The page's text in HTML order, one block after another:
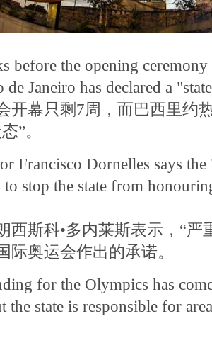
before the opening
Janeiro has declared a
开幕只剩7周，而巴西里约
”。
Francisco Dornelles says the
to stop the state from
西斯科•多内莱斯表示，“严
际奥运会作出的承诺。
for the Olympics has
the state is responsible for